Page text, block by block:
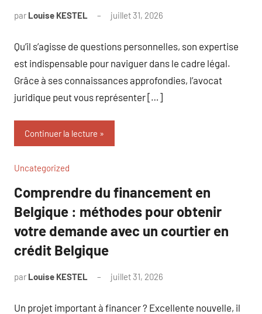
par Louise KESTEL juillet 31, 2026
Qu’il s’agisse de questions personnelles, son expertise
est indispensable pour naviguer dans le cadre légal.
Grâce à ses connaissances approfondies, l’avocat
juridique peut vous représenter […]
Continuer la lecture
Uncategorized
Comprendre du financement en
Belgique : méthodes pour obtenir
votre demande avec un courtier en
crédit Belgique
par Louise KESTEL juillet 31, 2026
Un projet important à financer ? Excellente nouvelle, il